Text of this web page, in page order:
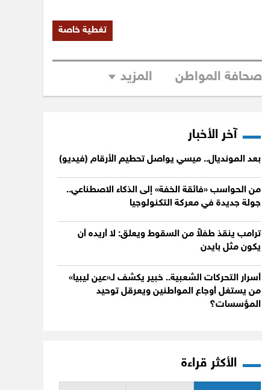
تغطية خاصة
صحافة المواطن المزيد
آخر الأخبار
بعد المونديال.. ميسي يواصل تحطيم الأرقام (فيديو)
من الحواسب «فائقة الخفة» إلى الذكاء الاصطناعي..
جولة جديدة في معركة التكنولوجيا
ترامب ينقذ طفلاً من السقوط ويعلق: لا أريده أن
يكون مثل بايدن
أسرار التحركات الشعبية.. خبير يكشف لـ«عين ليبيا»
من يستغل أوجاع المواطنين ويعرقل توحيد
المؤسسات؟
الأكثر قراءة